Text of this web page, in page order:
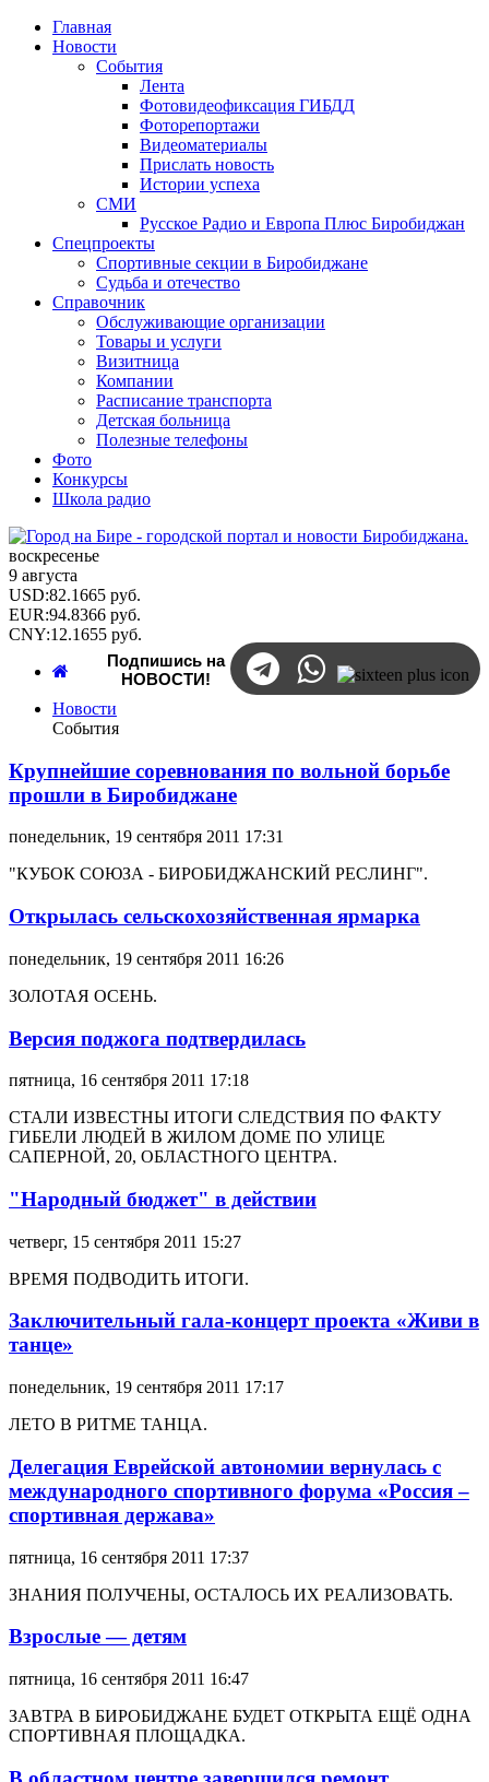
Главная
Новости
События
Лента
Фотовидеофиксация ГИБДД
Фоторепортажи
Видеоматериалы
Прислать новость
Истории успеха
СМИ
Русское Радио и Европа Плюс Биробиджан
Спецпроекты
Спортивные секции в Биробиджане
Судьба и отечество
Справочник
Обслуживающие организации
Товары и услуги
Визитница
Компании
Расписание транспорта
Детская больница
Полезные телефоны
Фото
Конкурсы
Школа радио
воскресенье
9 августа
USD:82.1665 руб.
EUR:94.8366 руб.
CNY:12.1655 руб.
Подпишись на
НОВОСТИ!
Новости
События
Крупнейшие соревнования по вольной борьбе
прошли в Биробиджане
понедельник, 19 сентября 2011 17:31
"КУБОК СОЮЗА - БИРОБИДЖАНСКИЙ РЕСЛИНГ".
Открылась сельскохозяйственная ярмарка
понедельник, 19 сентября 2011 16:26
ЗОЛОТАЯ ОСЕНЬ.
Версия поджога подтвердилась
пятница, 16 сентября 2011 17:18
СТАЛИ ИЗВЕСТНЫ ИТОГИ СЛЕДСТВИЯ ПО ФАКТУ
ГИБЕЛИ ЛЮДЕЙ В ЖИЛОМ ДОМЕ ПО УЛИЦЕ
САПЕРНОЙ, 20, ОБЛАСТНОГО ЦЕНТРА.
"Народный бюджет" в действии
четверг, 15 сентября 2011 15:27
ВРЕМЯ ПОДВОДИТЬ ИТОГИ.
Заключительный гала-концерт проекта «Живи в
танце»
понедельник, 19 сентября 2011 17:17
ЛЕТО В РИТМЕ ТАНЦА.
Делегация Еврейской автономии вернулась с
международного спортивного форума «Россия –
спортивная держава»
пятница, 16 сентября 2011 17:37
ЗНАНИЯ ПОЛУЧЕНЫ, ОСТАЛОСЬ ИХ РЕАЛИЗОВАТЬ.
Взрослые — детям
пятница, 16 сентября 2011 16:47
ЗАВТРА В БИРОБИДЖАНЕ БУДЕТ ОТКРЫТА ЕЩЁ ОДНА
СПОРТИВНАЯ ПЛОЩАДКА.